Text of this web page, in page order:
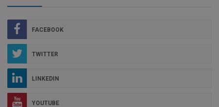
FACEBOOK
TWITTER
LINKEDIN
YOUTUBE